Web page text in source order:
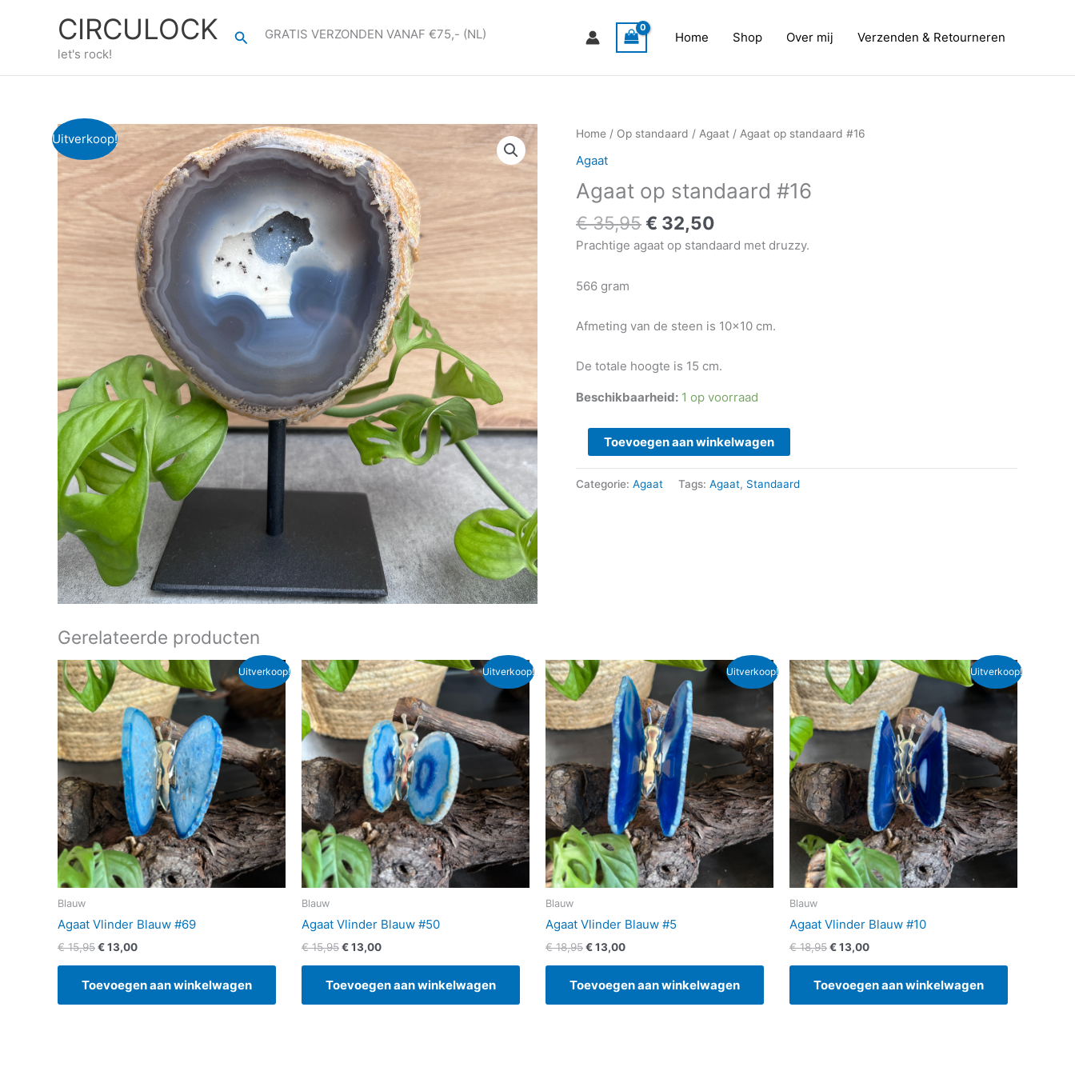
CIRCULOCK
let's rock!
ZoekenGRATIS VERZONDEN VANAF €75,- (NL) Home Shop Over mij Verzenden & Retourneren
Uitverkoop! Home / Op standaard / Agaat / Agaat op standaard #16
Agaat
Agaat op standaard #16
€35,95
Oorspronkelijke
€ 35,95.
€ 32,50
Huidige
€ 32,50.
Prachtige agaat op standaard met druzzy.
566 gram
Afmeting van de steen is 10×10 cm.
De totale hoogte is 15 cm.
Beschikbaarheid: 1 op voorraad
Agaat
standaard
#16
Toevoegen aan winkelwagen
Categorie: Agaat Tags: Agaat, Standaard
Gerelateerde producten
Uitverkoop!
Blauw
Agaat Vlinder Blauw #69
€15,95
Oorspronkelijke
prijs
was:
€ 15,95.
€13,00
Huidige
prijs
is:
€ 13,00.
Toevoegen aan winkelwagen
Uitverkoop!
Blauw
Agaat Vlinder Blauw #50
€15,95
Oorspronkelijke
prijs
was:
€ 15,95.
€13,00
Huidige
prijs
is:
€ 13,00.
Toevoegen aan winkelwagen
Uitverkoop!
Blauw
Agaat Vlinder Blauw #5
€18,95
Oorspronkelijke
prijs
was:
€ 18,95.
€13,00
Huidige
prijs
is:
€ 13,00.
Toevoegen aan winkelwagen
Uitverkoop!
Blauw
Agaat Vlinder Blauw #10
€18,95
Oorspronkelijke
prijs
was:
€ 18,95.
€13,00
Huidige
prijs
is:
€ 13,00.
Toevoegen aan winkelwagen